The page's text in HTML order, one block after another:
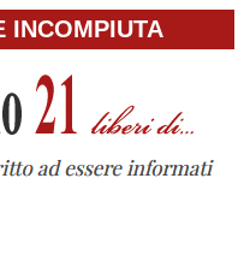
INCOMPIUTA